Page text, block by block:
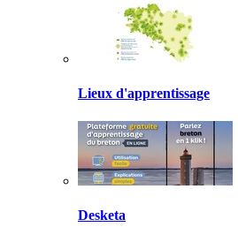
Lieux d'apprentissage
Desketa